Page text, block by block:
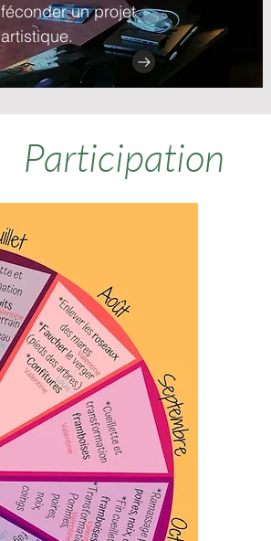
féconder un projet
artistique.
Participation